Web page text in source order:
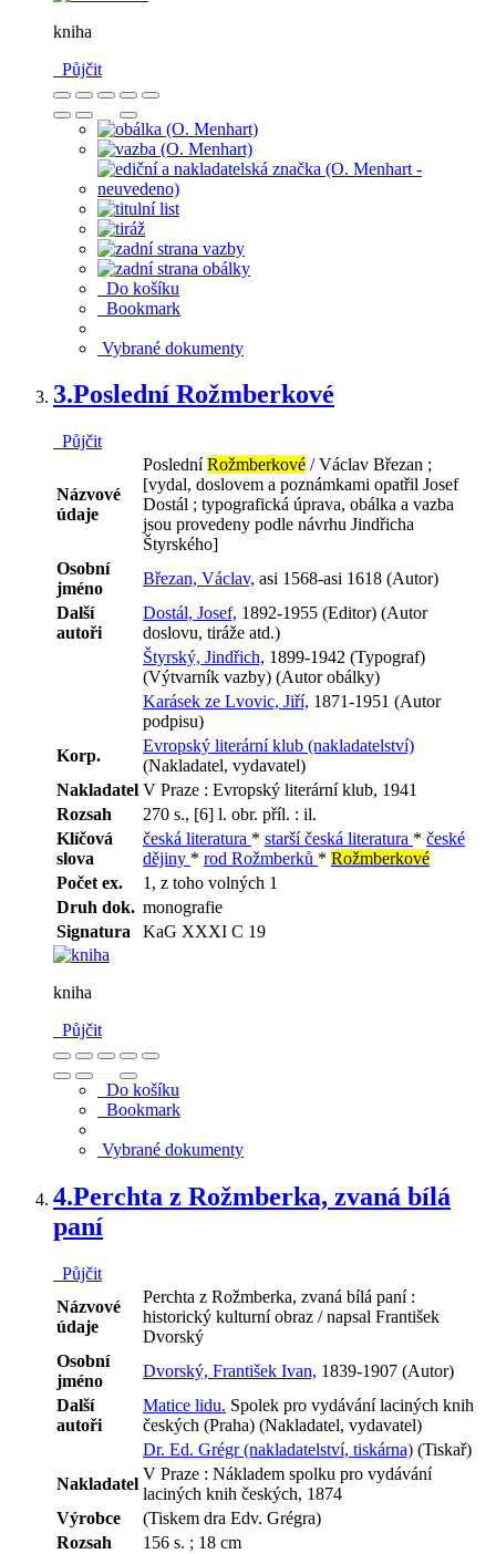
kniha
Půjčit
Do košíku
Bookmark
Vybrané dokumenty
3.Poslední Rožmberkové
Půjčit
Názvové
údaje
PosledníRožmberkové / Václav Březan ;
[vydal, doslovem a poznámkami opatřil Josef
Dostál ; typografická úprava, obálka a vazba
jsou provedeny podle návrhu Jindřicha
Štyrského]
Osobní
jméno
Březan, Václav, asi 1568-asi 1618 (Autor)
Další
autoři
Dostál, Josef, 1892-1955 (Editor) (Autor
doslovu, tiráže atd.)
Štyrský, Jindřich, 1899-1942 (Typograf)
(Výtvarník vazby) (Autor obálky)
Karásek ze Lvovic, Jiří, 1871-1951 (Autor
podpisu)
Korp.
Evropský literární klub (nakladatelství)
(Nakladatel, vydavatel)
Nakladatel V Praze : Evropský literární klub, 1941
Rozsah
270 s., [6] l. obr. příl. : il.
Klíčová
slova
česká literatura * starší česká literatura * české
dějiny * rod Rožmberků * Rožmberkové
Počet ex.
1, z toho volných 1
Druh dok. monografie
Signatura
KaG XXXI C 19
kniha
Půjčit
Do košíku
Bookmark
Vybrané dokumenty
4.Perchta z Rožmberka, zvaná bílá
paní
Půjčit
Názvové
údaje
Perchta z Rožmberka, zvaná bílá paní :
historický kulturní obraz / napsal František
Dvorský
Osobní
jméno
Dvorský, František Ivan, 1839-1907 (Autor)
Další
autoři
Matice lidu. Spolek pro vydávání laciných knih
českých (Praha) (Nakladatel, vydavatel)
Dr. Ed. Grégr (nakladatelství, tiskárna) (Tiskař)
Nakladatel
V Praze : Nákladem spolku pro vydávání
laciných knih českých, 1874
Výrobce
(Tiskem dra Edv. Grégra)
Rozsah
156 s. ; 18 cm